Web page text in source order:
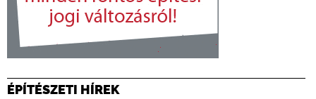
ÉPÍTÉSZETI HÍREK